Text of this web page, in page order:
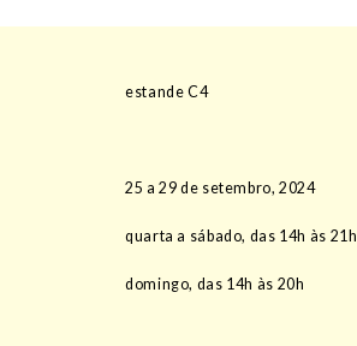
estande C4
25 a 29 de setembro, 2024
quarta a sábado, das 14h às 21h
domingo, das 14h às 20h